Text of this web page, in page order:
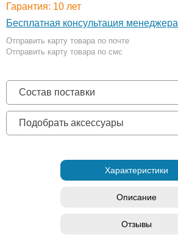
Гарантия: 10 лет
Бесплатная консультация менеджера
Отправить карту товара по почте
Отправить карту товара по смс
Состав поставки
Подобрать аксессуары
Характеристики
Описание
Отзывы